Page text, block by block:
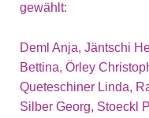
gewählt:
Deml Anja, Jäntschi
Bettina, Örley
Queteschiner Linda,
Silber Georg, Stoeckl